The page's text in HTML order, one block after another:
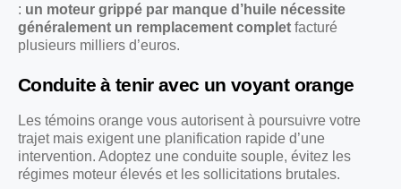
: un moteur grippé par manque d’huile nécessite
généralement un remplacement complet facturé
plusieurs milliers d’euros.
Conduite à tenir avec un voyant orange
Les témoins orange vous autorisent à poursuivre votre
trajet mais exigent une planification rapide d’une
intervention. Adoptez une conduite souple, évitez les
régimes moteur élevés et les sollicitations brutales.